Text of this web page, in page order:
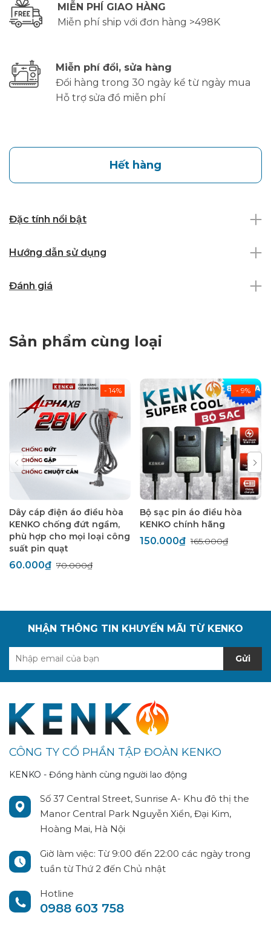
MIỄN PHÍ GIAO HÀNG
Miễn phí ship với đơn hàng >498K
Miễn phí đổi, sửa hàng
Đổi hàng trong 30 ngày kể từ ngày mua
Hỗ trợ sửa đồ miễn phí
Hết hàng
Đặc tính nổi bật
Hướng dẫn sử dụng
Đánh giá
Sản phẩm cùng loại
- 14%
Dây cáp điện áo điều hòa
KENKO chống đứt ngầm,
phù hợp cho mọi loại công
suất pin quạt
60.000₫ 70.000₫
- 9%
Bộ sạc pin áo điều hòa
KENKO chính hãng
150.000₫165.000₫
NHẬN THÔNG TIN KHUYẾN MÃI TỪ KENKO
Gửi
CÔNG TY CỔ PHẦN TẬP ĐOÀN KENKO
KENKO - Đồng hành cùng người lao động
Số 37 Central Street, Sunrise A- Khu đô thị the
Manor Central Park Nguyễn Xiển, Đại Kim,
Hoàng Mai, Hà Nội
Giờ làm việc: Từ 9:00 đến 22:00 các ngày trong
tuần từ Thứ 2 đến Chủ nhật
Hotline
0988 603 758